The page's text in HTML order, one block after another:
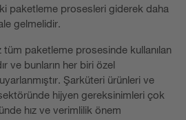
paketleme prosesleri giderek daha
gelmelidir.
paketleme prosesinde kullanılan
ve bunların her biri özel
Şarküteri ürünleri ve
hijyen gereksinimleri çok
hız ve verimlilik önem